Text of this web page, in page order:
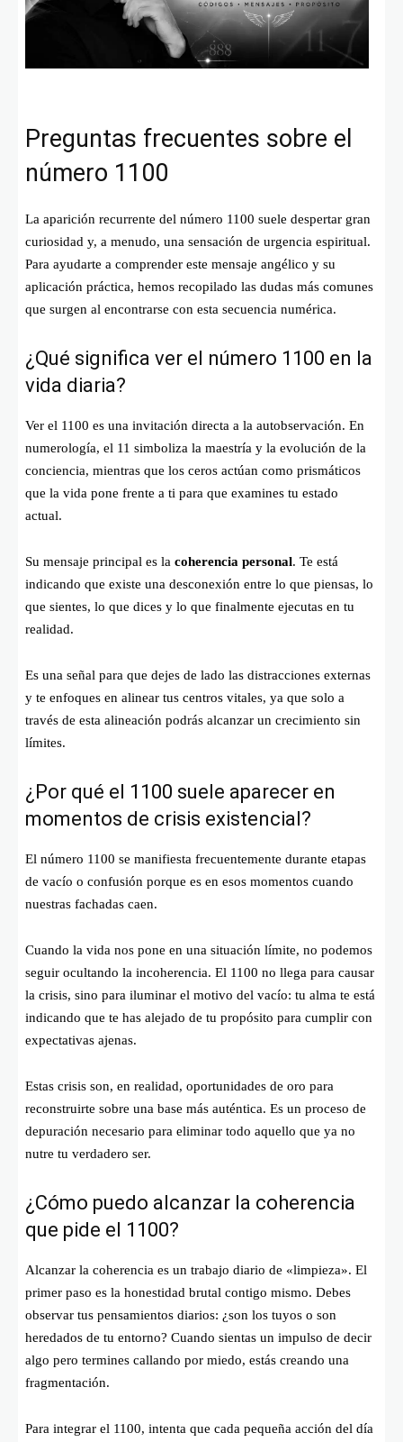
Preguntas frecuentes sobre el
número 1100
La aparición recurrente del número 1100 suele despertar gran
curiosidad y, a menudo, una sensación de urgencia espiritual.
Para ayudarte a comprender este mensaje angélico y su
aplicación práctica, hemos recopilado las dudas más comunes
que surgen al encontrarse con esta secuencia numérica.
¿Qué significa ver el número 1100 en la
vida diaria?
Ver el 1100 es una invitación directa a la autobservación. En
numerología, el 11 simboliza la maestría y la evolución de la
conciencia, mientras que los ceros actúan como prismáticos
que la vida pone frente a ti para que examines tu estado
actual.
Su mensaje principal es la coherencia personal. Te está
indicando que existe una desconexión entre lo que piensas, lo
que sientes, lo que dices y lo que finalmente ejecutas en tu
realidad.
Es una señal para que dejes de lado las distracciones externas
y te enfoques en alinear tus centros vitales, ya que solo a
través de esta alineación podrás alcanzar un crecimiento sin
límites.
¿Por qué el 1100 suele aparecer en
momentos de crisis existencial?
El número 1100 se manifiesta frecuentemente durante etapas
de vacío o confusión porque es en esos momentos cuando
nuestras fachadas caen.
Cuando la vida nos pone en una situación límite, no podemos
seguir ocultando la incoherencia. El 1100 no llega para causar
la crisis, sino para iluminar el motivo del vacío: tu alma te está
indicando que te has alejado de tu propósito para cumplir con
expectativas ajenas.
Estas crisis son, en realidad, oportunidades de oro para
reconstruirte sobre una base más auténtica. Es un proceso de
depuración necesario para eliminar todo aquello que ya no
nutre tu verdadero ser.
¿Cómo puedo alcanzar la coherencia
que pide el 1100?
Alcanzar la coherencia es un trabajo diario de «limpieza». El
primer paso es la honestidad brutal contigo mismo. Debes
observar tus pensamientos diarios: ¿son los tuyos o son
heredados de tu entorno? Cuando sientas un impulso de decir
algo pero termines callando por miedo, estás creando una
fragmentación.
Para integrar el 1100, intenta que cada pequeña acción del día